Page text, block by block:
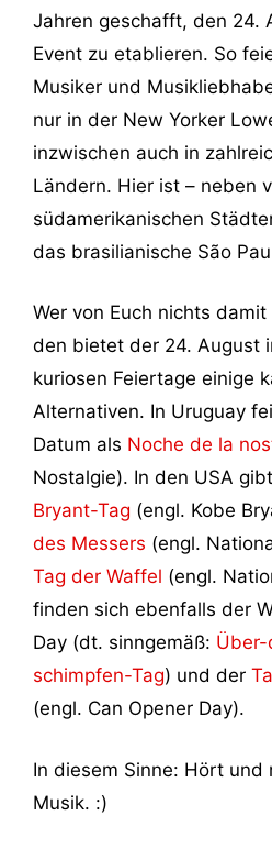
Jahren geschafft, den 24.
Event zu etablieren. So
Musiker und
nur in der New Yorker
inzwischen auch in
Ländern. Hier ist – neben
südamerikanischen
das brasilianische São
Wer von Euch nichts
den bietet der 24. August
kuriosen Feiertage einige
Alternativen. In Uruguay
Datum als Noche de la
Nostalgie). In den USA
Bryant-Tag (engl. Kobe
des Messers (engl.
Tag der Waffel (engl.
finden sich ebenfalls der
Day (dt. sinngemäß:
schimpfen-Tag) und der
(engl. Can Opener Day).
In diesem Sinne: Hört und
Musik. :)